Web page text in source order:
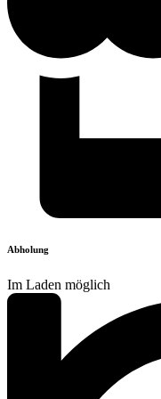
Abholung
Im Laden möglich